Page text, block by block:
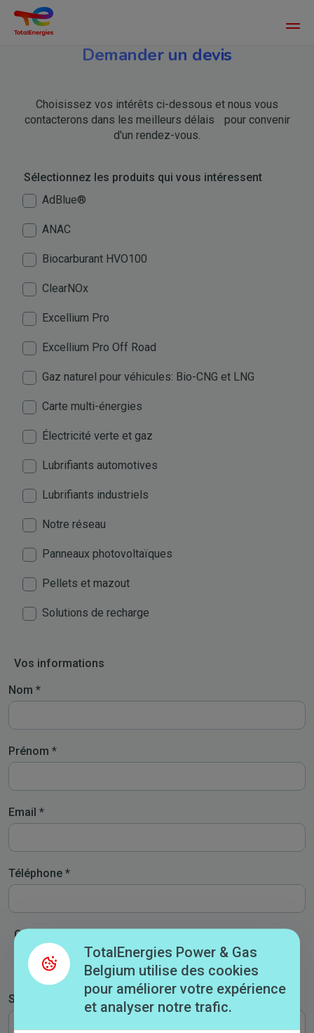
principal
Main
Demander un devis
Choisissez vos intérêts ci-dessous et nous vous
contacterons dans les meilleurs délais pour convenir
d'un rendez-vous.
Sélectionnez les produits qui vous intéressent
AdBlue®
ANAC
Biocarburant HVO100
ClearNOx
Excellium Pro
Excellium Pro Off Road
Gaz naturel pour véhicules: Bio-CNG et LNG
Carte multi-énergies
Électricité verte et gaz
Lubrifiants automotives
Lubrifiants industriels
Notre réseau
Panneaux photovoltaïques
Pellets et mazout
Solutions de recharge
Vos informations
Nom
Prénom
Email
Téléphone
Code postal
- Sélectionner -
Société
TotalEnergies Power & Gas
Belgium utilise des cookies
pour améliorer votre expérience
et analyser notre trafic.